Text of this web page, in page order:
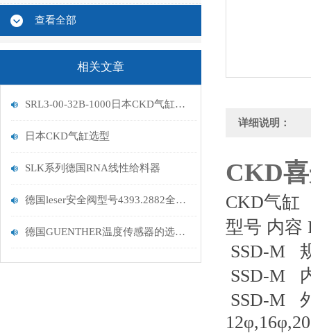
查看全部
相关文章
SRL3-00-32B-1000日本CKD气缸闪电发货
日本CKD气缸选型
SLK系列德国RNA线性给料器
德国leser安全阀型号4393.2882全进口
德国GUENTHER温度传感器的选型事项及优势
详细说明：
CKD
CKD气缸
型号 内容
SSD-M
SSD-M
SSD-M